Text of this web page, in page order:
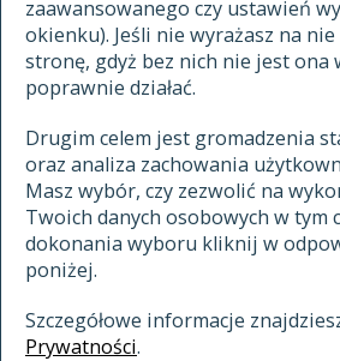
zaawansowanego czy ustawień
okienku). Jeśli nie wyrażasz na
stronę, gdyż bez nich nie jest ona
poprawnie działać.
Drugim celem jest gromadzenia
oraz analiza zachowania
Masz wybór, czy zezwolić na
Twoich danych osobowych w tym
dokonania wyboru kliknij w
poniżej.
Szczegółowe informacje
Prywatności.
najnowsze hasła
ostatnio zmodyfikowane hasła
materiały archiwalne
cytowanie
kontakt
znajdź hasła
zaczynające się od